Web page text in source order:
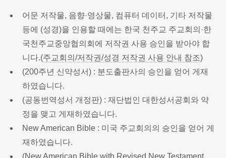
어문 저작물, 음향·영상물, 컴퓨터 데이터, 기타 저작물
등에 (성경)을 인용할 때에는 한국 천주교 주교회의·한
국천주교중앙협의회에 저작권 사용 승인을 받아야 합
니다.(주교회의/저작권/성경 저작권 사용 안내 참조)
(200주년 신약성서) : 분도출판사의 승인을 얻어 게재
하였습니다.
(공동번역성서 개정판) : 재단법인 대한성서공회와 약
정을 맺고 게재하였습니다.
New American Bible : 미국 주교회의의 승인을 얻어 게
재하였습니다.
(New American Bible with Revised New Testament